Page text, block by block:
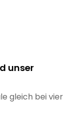
unser
gleich bei vier